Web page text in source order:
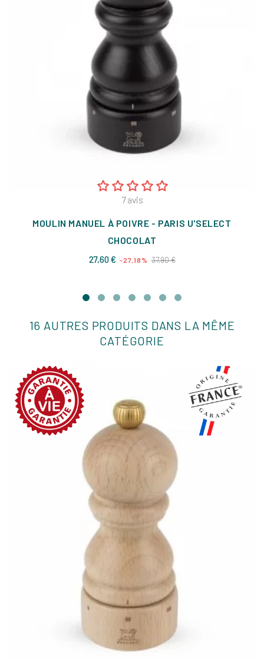
7avis
MOULIN MANUEL À POIVRE - PARIS U'SELECT
CHOCOLAT
27,60 € Prix
-27,18% 37,90 €Prix
16 AUTRES PRODUITS DANS LA MÊME
CATÉGORIE